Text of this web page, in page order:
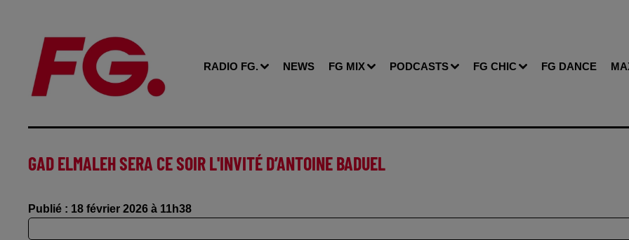
RADIO FG. NEWS FG MIX PODCASTS FG CHIC FG DANCE
GAD ELMALEH SERA CE SOIR L'INVITÉ D’ANTOINE BADUEL
Publié : 18 février 2026 à 11h38